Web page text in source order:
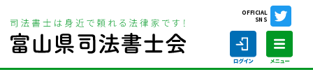
OFFICIAL
SNS
司法書士に相談する